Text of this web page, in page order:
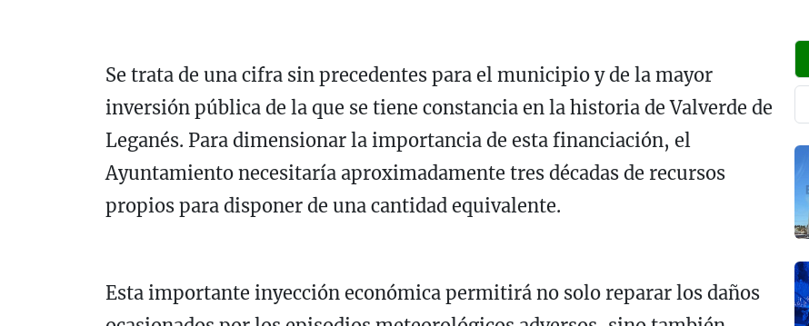
Se trata de una cifra sin precedentes para el municipio y de la mayor
inversión pública de la que se tiene constancia en la historia de Valverde de
Leganés. Para dimensionar la importancia de esta financiación, el
Ayuntamiento necesitaría aproximadamente tres décadas de recursos
propios para disponer de una cantidad equivalente.
Esta importante inyección económica permitirá no solo reparar los daños